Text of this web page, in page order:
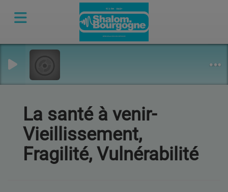
La santé à venir-
Vieillissement,
Fragilité, Vulnérabilité